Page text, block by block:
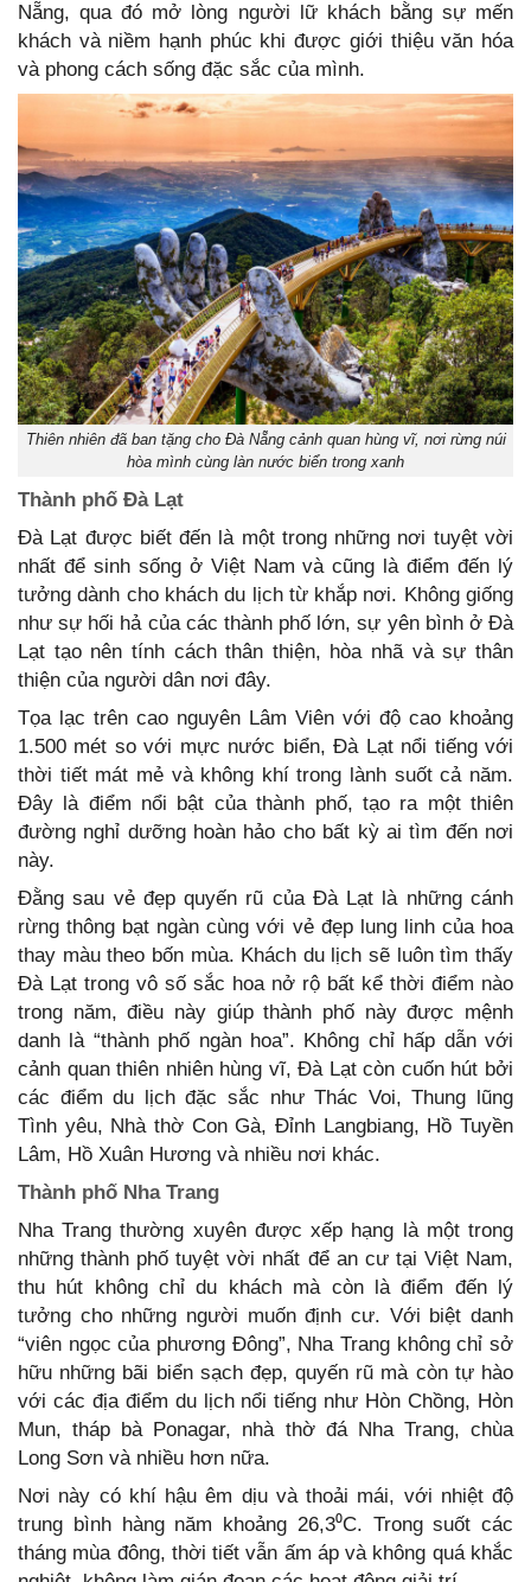
Nẵng, qua đó mở lòng người lữ khách bằng sự mến
khách và niềm hạnh phúc khi được giới thiệu văn hóa
và phong cách sống đặc sắc của mình.
Thiên nhiên đã ban tặng cho Đà Nẵng cảnh quan hùng vĩ, nơi rừng núi
hòa mình cùng làn nước biển trong xanh
Thành phố Đà Lạt
Đà Lạt được biết đến là một trong những nơi tuyệt vời
nhất để sinh sống ở Việt Nam và cũng là điểm đến lý
tưởng dành cho khách du lịch từ khắp nơi. Không giống
như sự hối hả của các thành phố lớn, sự yên bình ở Đà
Lạt tạo nên tính cách thân thiện, hòa nhã và sự thân
thiện của người dân nơi đây.
Tọa lạc trên cao nguyên Lâm Viên với độ cao khoảng
1.500 mét so với mực nước biển, Đà Lạt nổi tiếng với
thời tiết mát mẻ và không khí trong lành suốt cả năm.
Đây là điểm nổi bật của thành phố, tạo ra một thiên
đường nghỉ dưỡng hoàn hảo cho bất kỳ ai tìm đến nơi
này.
Đằng sau vẻ đẹp quyến rũ của Đà Lạt là những cánh
rừng thông bạt ngàn cùng với vẻ đẹp lung linh của hoa
thay màu theo bốn mùa. Khách du lịch sẽ luôn tìm thấy
Đà Lạt trong vô số sắc hoa nở rộ bất kể thời điểm nào
trong năm, điều này giúp thành phố này được mệnh
danh là “thành phố ngàn hoa”. Không chỉ hấp dẫn với
cảnh quan thiên nhiên hùng vĩ, Đà Lạt còn cuốn hút bởi
các điểm du lịch đặc sắc như Thác Voi, Thung lũng
Tình yêu, Nhà thờ Con Gà, Đỉnh Langbiang, Hồ Tuyền
Lâm, Hồ Xuân Hương và nhiều nơi khác.
Thành phố Nha Trang
Nha Trang thường xuyên được xếp hạng là một trong
những thành phố tuyệt vời nhất để an cư tại Việt Nam,
thu hút không chỉ du khách mà còn là điểm đến lý
tưởng cho những người muốn định cư. Với biệt danh
“viên ngọc của phương Đông”, Nha Trang không chỉ sở
hữu những bãi biển sạch đẹp, quyến rũ mà còn tự hào
với các địa điểm du lịch nổi tiếng như Hòn Chồng, Hòn
Mun, tháp bà Ponagar, nhà thờ đá Nha Trang, chùa
Long Sơn và nhiều hơn nữa.
Nơi này có khí hậu êm dịu và thoải mái, với nhiệt độ
trung bình hàng năm khoảng 26,3⁰C. Trong suốt các
tháng mùa đông, thời tiết vẫn ấm áp và không quá khắc